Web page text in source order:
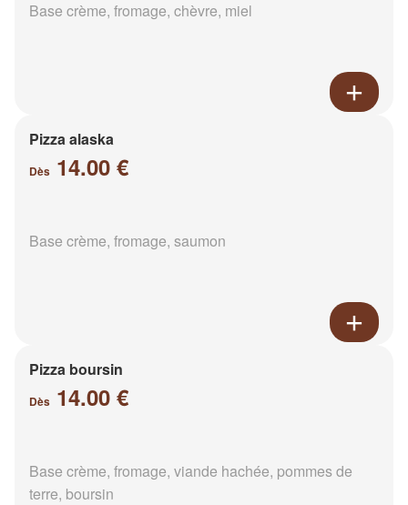
Base crème, fromage, chèvre, miel
Pizza alaska
Dès 14.00 €
Base crème, fromage, saumon
Pizza boursin
Dès 14.00 €
Base crème, fromage, viande hachée, pommes de
terre, boursin